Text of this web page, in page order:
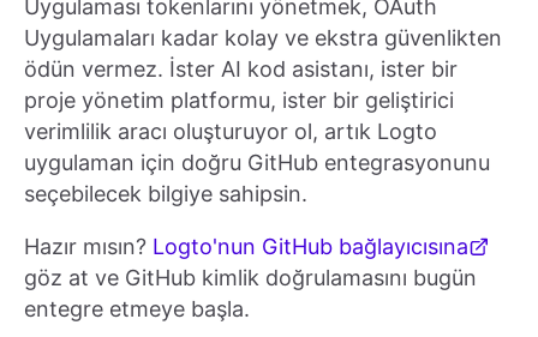
Uygulaması tokenlarını yönetmek, OAuth
Uygulamaları kadar kolay ve ekstra güvenlikten
ödün vermez. İster AI kod asistanı, ister bir
proje yönetim platformu, ister bir geliştirici
verimlilik aracı oluşturuyor ol, artık Logto
uygulaman için doğru GitHub entegrasyonunu
seçebilecek bilgiye sahipsin.
Hazır mısın? Logto'nun GitHub bağlayıcısına
göz at ve GitHub kimlik doğrulamasını bugün
entegre etmeye başla.